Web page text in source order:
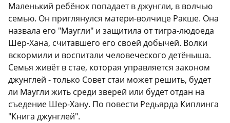
Маленький ребёнок попадает в джунгли, в волчью
семью. Он приглянулся матери-волчице Ракше. Она
назвала его "Маугли" и защитила от тигра-людоеда
Шер-Хана, считавшего его своей добычей. Волки
вскормили и воспитали человеческого детёныша.
Семья живёт в стае, которая управляется законом
джунглей - только Совет стаи может решить, будет
ли Маугли жить среди зверей или будет отдан на
съедение Шер-Хану. По повести Редьярда Киплинга
"Книга джунглей".